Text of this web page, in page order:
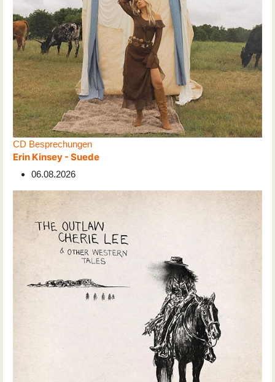
CD Besprechungen
Erin Kinsey - Suede
06.08.2026